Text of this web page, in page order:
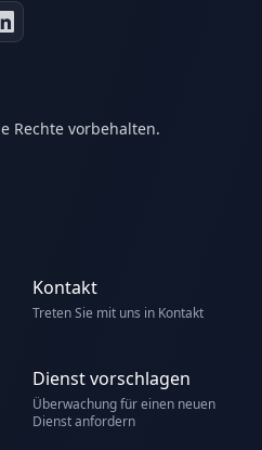
Rechte vorbehalten.
Kontakt
Treten Sie mit uns in Kontakt
Dienst vorschlagen
Überwachung für einen neuen
Dienst anfordern